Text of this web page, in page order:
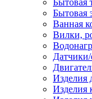
Бытовая
Бытовая
Ванная
Вилки,
Изделия
Изделия